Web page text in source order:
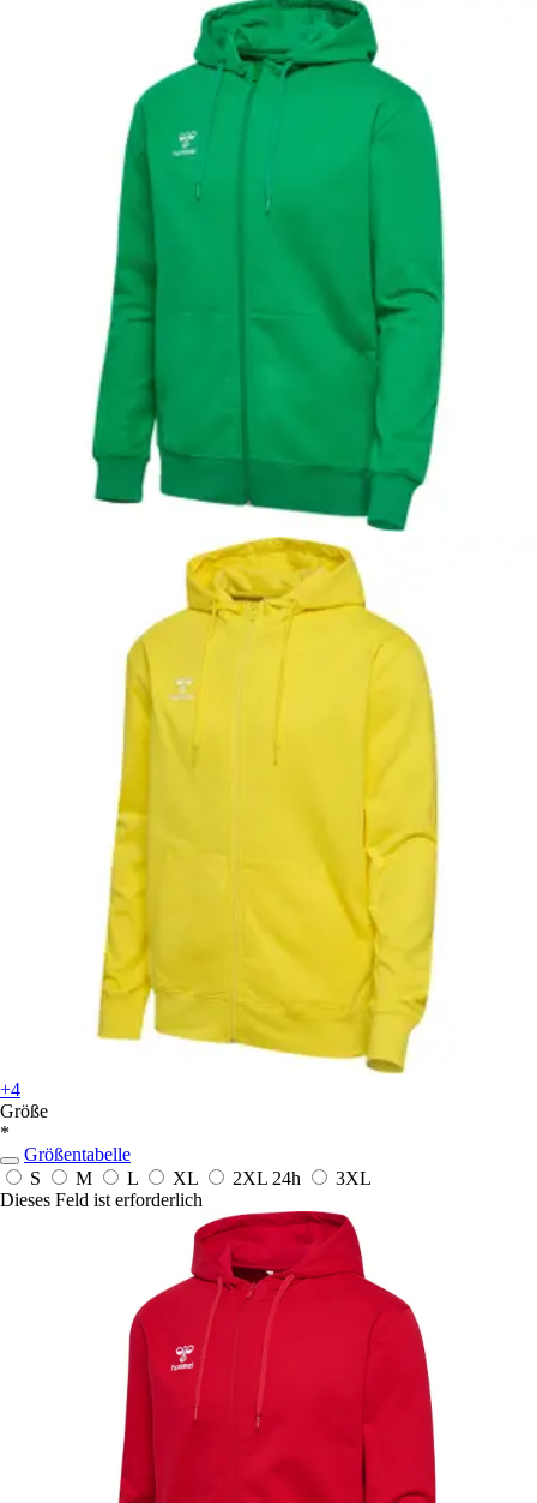
+4
Größe
*
Größentabelle
S
M L XL 2XL 24h
3XL
Dieses Feld ist erforderlich